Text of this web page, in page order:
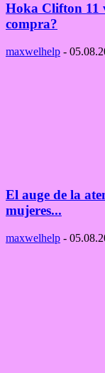
Hoka Clifton 11
compra?
maxwelhelp -
El auge de la
mujeres...
maxwelhelp -